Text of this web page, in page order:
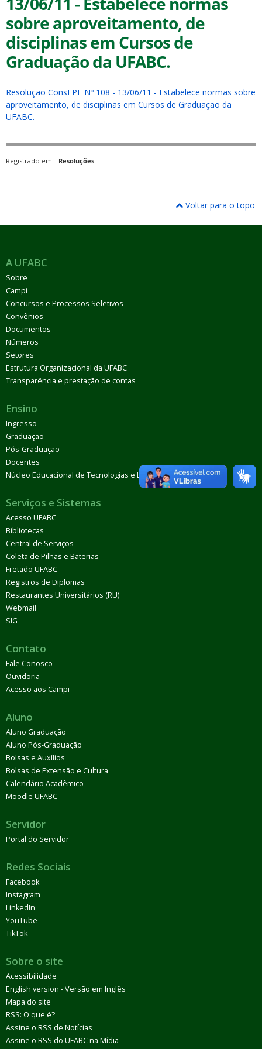
sobre aproveitamento, de
disciplinas em Cursos de
Graduação da UFABC.
Resolução ConsEPE Nº 108 - 13/06/11 - Estabelece normas sobre
aproveitamento, de disciplinas em Cursos de Graduação da
UFABC.
Registrado em: Resoluções
Voltar para o topo
A UFABC
Sobre
Campi
Concursos e Processos Seletivos
Convênios
Documentos
Números
Setores
Estrutura Organizacional da UFABC
Transparência e prestação de contas
Ensino
Ingresso
Graduação
Pós-Graduação
Docentes
Núcleo Educacional de Tecnologias e Línguas (Netel)
Serviços e Sistemas
Acesso UFABC
Bibliotecas
Central de Serviços
Coleta de Pilhas e Baterias
Fretado UFABC
Registros de Diplomas
Restaurantes Universitários (RU)
Webmail
SIG
Contato
Fale Conosco
Ouvidoria
Acesso aos Campi
Aluno
Aluno Graduação
Aluno Pós-Graduação
Bolsas e Auxílios
Bolsas de Extensão e Cultura
Calendário Acadêmico
Moodle UFABC
Servidor
Portal do Servidor
Redes Sociais
Facebook
Instagram
LinkedIn
YouTube
TikTok
Sobre o site
Acessibilidade
English version - Versão em Inglês
Mapa do site
RSS: O que é?
Assine o RSS de Notícias
Assine o RSS do UFABC na Mídia